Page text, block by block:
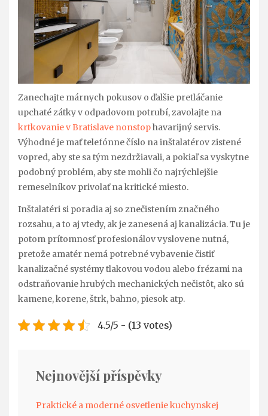
Zanechajte márnych pokusov o ďalšie pretláčanie
upchaté zátky v odpadovom potrubí, zavolajte na
krtkovanie v Bratislave nonstophavarijný servis.
Výhodné je mať telefónne číslo na inštalatérov zistené
vopred, aby ste sa tým nezdržiavali, a pokiaľ sa vyskytne
podobný problém, aby ste mohli čo najrýchlejšie
remeselníkov privolať na kritické miesto.
Inštalatéri si poradia aj so znečistením značného
rozsahu, a to aj vtedy, ak je zanesená aj kanalizácia. Tu je
potom prítomnosť profesionálov vyslovene nutná,
pretože amatér nemá potrebné vybavenie čistiť
kanalizačné systémy tlakovou vodou alebo frézami na
odstraňovanie hrubých mechanických nečistôt, ako sú
kamene, korene, štrk, bahno, piesok atp.
4.5/5 - (13 votes)
Nejnovější příspěvky
Praktické a moderné osvetlenie kuchynskej